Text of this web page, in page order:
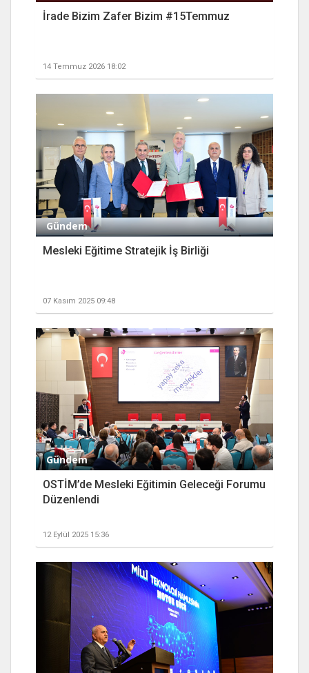
İrade Bizim Zafer Bizim #15Temmuz
14 Temmuz 2026 18:02
Gündem
Mesleki Eğitime Stratejik İş Birliği
07 Kasım 2025 09:48
Gündem
OSTİM’de Mesleki Eğitimin Geleceği Forumu
Düzenlendi
12 Eylül 2025 15:36